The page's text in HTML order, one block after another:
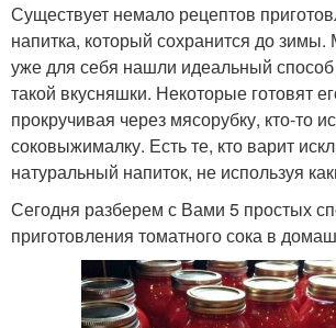
Существует немало рецептов
напитка, который сохранится до зимы.
уже для себя нашли идеальный способ
такой вкусняшки. Некоторые готовят
прокручивая через мясорубку, кто-то
соковыжималку. Есть те, кто варит
натуральный напиток, не используя
Сегодня разберем с Вами 5 простых
приготовления томатного сока в